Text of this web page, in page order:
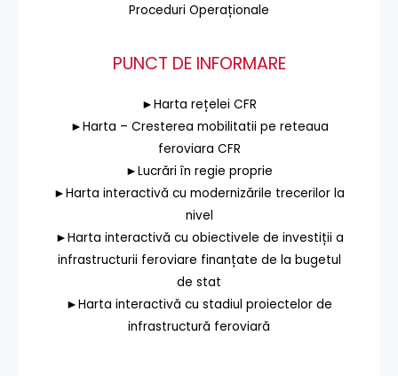
Proceduri Operaționale
PUNCT DE INFORMARE
►Harta rețelei CFR
►Harta – Cresterea mobilitatii pe reteaua
feroviara CFR
►Lucrări în regie proprie
►Harta interactivă cu modernizările trecerilor la
nivel
►Harta interactivă cu obiectivele de investiții a
infrastructurii feroviare finanțate de la bugetul
de stat
►Harta interactivă cu stadiul proiectelor de
infrastructură feroviară